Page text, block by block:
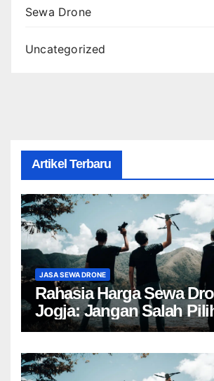
Sewa Drone
Uncategorized
Artikel Terbaru
JASA SEWA DRONE
Rahasia Harga Sewa
Jogja: Jangan Salah